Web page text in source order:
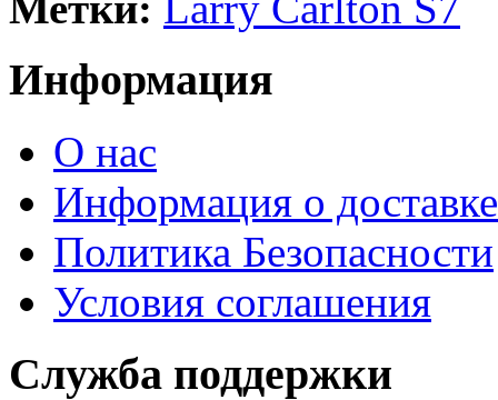
Информация
О нас
Информация о доставке
Политика Безопасности
Условия соглашения
Служба поддержки